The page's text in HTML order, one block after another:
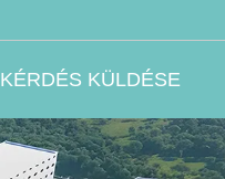
KÉRDÉS KÜLDÉSE